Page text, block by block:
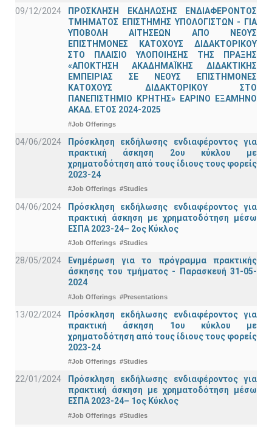
09/12/2024
ΠΡΟΣΚΛΗΣΗ ΕΚΔΗΛΩΣΗΣ ΕΝΔΙΑΦΕΡΟΝΤΟΣ
ΤΜΗΜΑΤΟΣ ΕΠΙΣΤΗΜΗΣ ΥΠΟΛΟΓΙΣΤΩΝ - ΓΙΑ
ΥΠΟΒΟΛΗ ΑΙΤΗΣΕΩΝ ΑΠΟ ΝΕΟΥΣ
ΕΠΙΣΤΗΜΟΝΕΣ ΚΑΤΟΧΟΥΣ ΔΙΔΑΚΤΟΡΙΚΟΥ
ΣΤΟ ΠΛΑΙΣΙΟ ΥΛΟΠΟΙΗΣΗΣ ΤΗΣ ΠΡΑΞΗΣ
«ΑΠΟΚΤΗΣΗ ΑΚΑΔΗΜΑΪΚΗΣ ΔΙΔΑΚΤΙΚΗΣ
ΕΜΠΕΙΡΙΑΣ ΣΕ ΝΕΟΥΣ ΕΠΙΣΤΗΜΟΝΕΣ
ΚΑΤΟΧΟΥΣ ΔΙΔΑΚΤΟΡΙΚΟΥ ΣΤΟ
ΠΑΝΕΠΙΣΤΗΜΙΟ ΚΡΗΤΗΣ» ΕΑΡΙΝΟ ΕΞΑΜΗΝΟ
ΑΚΑΔ. ΕΤΟΣ 2024-2025
#Job Offerings
04/06/2024
Πρόσκληση εκδήλωσης ενδιαφέροντος για
πρακτική άσκηση 2ου κύκλου με
χρηματοδότηση από τους ίδιους τους φορείς
2023-24
#Job Offerings #Studies
04/06/2024
Πρόσκληση εκδήλωσης ενδιαφέροντος για
πρακτική άσκηση με χρηματοδότηση μέσω
ΕΣΠΑ 2023-24– 2ος Κύκλος
#Job Offerings #Studies
28/05/2024
Ενημέρωση για το πρόγραμμα πρακτικής
άσκησης του τμήματος - Παρασκευή 31-05-
2024
#Job Offerings #Presentations
13/02/2024
Πρόσκληση εκδήλωσης ενδιαφέροντος για
πρακτική άσκηση 1ου κύκλου με
χρηματοδότηση από τους ίδιους τους φορείς
2023-24
#Job Offerings #Studies
22/01/2024
Πρόσκληση εκδήλωσης ενδιαφέροντος για
πρακτική άσκηση με χρηματοδότηση μέσω
ΕΣΠΑ 2023-24– 1ος Κύκλος
#Job Offerings #Studies